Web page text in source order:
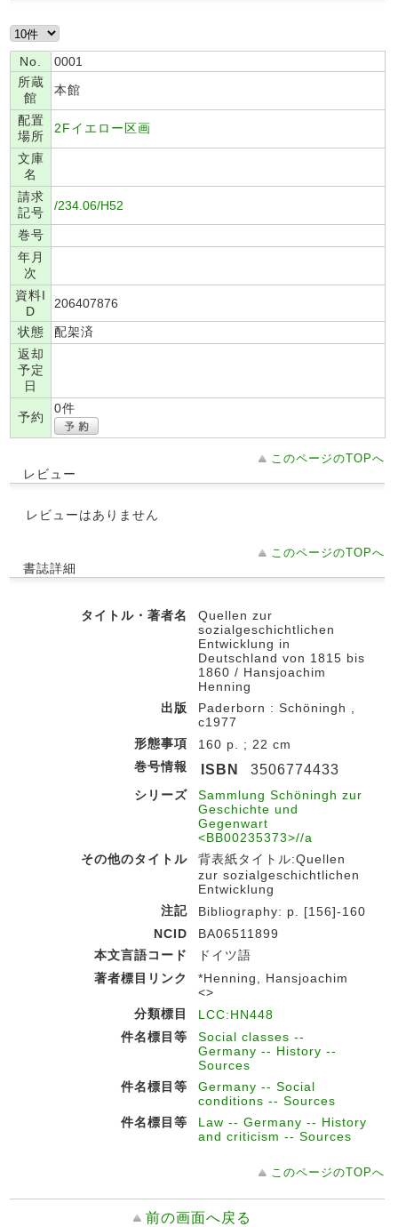
No.
0001
所蔵
館
本館
配置
場所
2Fイエロー区画
文庫
名
請求
記号
/234.06/H52
巻号
年月
次
資料I
D
206407876
状態
配架済
返却
予定
日
予約
0件
このページのTOPへ
レビュー
レビューはありません
このページのTOPへ
書誌詳細
タイトル・著者名
Quellen zur
sozialgeschichtlichen
Entwicklung in
Deutschland von 1815 bis
1860 / Hansjoachim
Henning
出版
Paderborn : Schöningh ,
c1977
形態事項
160 p. ; 22 cm
巻号情報
ISBN 3506774433
シリーズ
Sammlung Schöningh zur
Geschichte und
Gegenwart
<BB00235373>//a
その他のタイトル
背表紙タイトル:Quellen
zur sozialgeschichtlichen
Entwicklung
注記
Bibliography: p. [156]-160
NCID
BA06511899
本文言語コード
ドイツ語
著者標目リンク
*Henning, Hansjoachim
<>
分類標目
LCC:HN448
件名標目等
Social classes --
Germany -- History --
Sources
件名標目等
Germany -- Social
conditions -- Sources
件名標目等
Law -- Germany -- History
and criticism -- Sources
このページのTOPへ
前の画面へ戻る